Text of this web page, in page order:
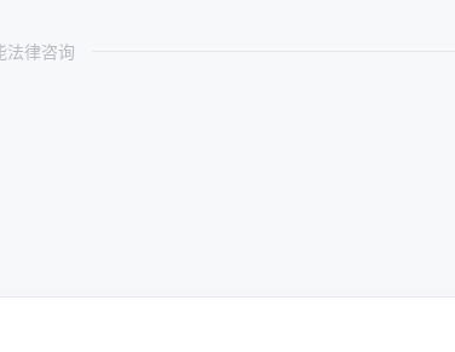
法律咨询